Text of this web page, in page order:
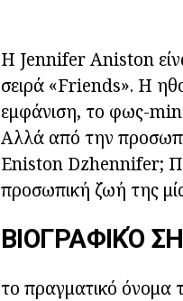
Η Jennifer Aniston
σειρά «Friends». Η
εμφάνιση, το φως-
Αλλά από την
Eniston Dzhennifer;
προσωπική ζωή της
ΒΙΟΓΡΑΦΙΚΌ
το πραγματικό